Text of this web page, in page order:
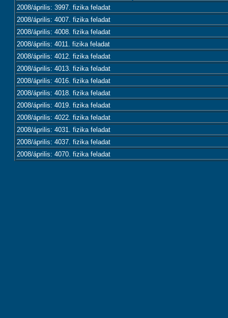
2008/április: 3997. fizika feladat
2008/április: 4007. fizika feladat
2008/április: 4008. fizika feladat
2008/április: 4011. fizika feladat
2008/április: 4012. fizika feladat
2008/április: 4013. fizika feladat
2008/április: 4016. fizika feladat
2008/április: 4018. fizika feladat
2008/április: 4019. fizika feladat
2008/április: 4022. fizika feladat
2008/április: 4031. fizika feladat
2008/április: 4037. fizika feladat
2008/április: 4070. fizika feladat